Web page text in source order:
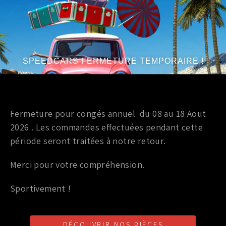
Marque :Goodridge
Série:197 2.0l 16v
DURITE AVIA GOODRIDGE RENAULT CLIO 3
69,00€ TTC
Ajouter au panier
SPEEDCARS FERMETURE TEMPORAIRE !
Fermeture pour congés annuel du 08 au 18 Aout
2026 . Les commandes effectuées pendant cette
période seront traitées à notre retour.
Merci pour votre compréhension.
Sportivement !